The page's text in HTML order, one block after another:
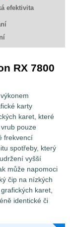
efektivita
RX 7800
karty
karet, které
pouze
frekvencí
spotřeby, který
vyšší
může napomoci
čip na nízkých
karet,
identické či